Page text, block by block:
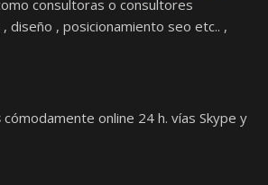
consultoras o consultores
diseño , posicionamiento seo etc.. ,
cómodamente online 24 h. vías Skype y